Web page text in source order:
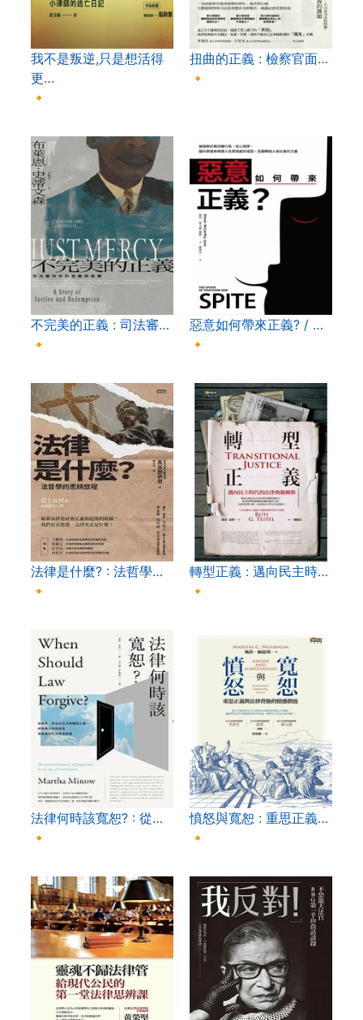
我不是叛逆,只是想活得
更…
🔸
扭曲的正義 : 檢察官面…
🔸
不完美的正義 : 司法審…
🔸
惡意如何帶來正義? / …
🔸
法律是什麼? : 法哲學…
🔸
轉型正義 : 邁向民主時…
🔸
法律何時該寬恕? : 從…
🔸
憤怒與寬恕 : 重思正義…
🔸